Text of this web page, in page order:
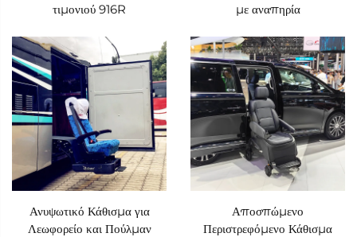
τιμονιού 916R
με αναπηρία
Ανυψωτικό Κάθισμα για
Λεωφορείο και Πούλμαν
Αποσπώμενο
Περιστρεφόμενο Κάθισμα